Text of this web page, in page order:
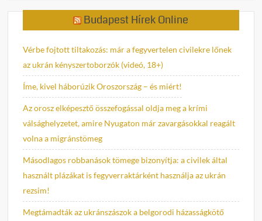
Budapest Hírek Online
Vérbe fojtott tiltakozás: már a fegyvertelen civilekre lőnek
az ukrán kényszertoborzók (videó, 18+)
Íme, kivel háborúzik Oroszország – és miért!
Az orosz elképesztő összefogással oldja meg a krími
válsághelyzetet, amire Nyugaton már zavargásokkal reagált
volna a migránstömeg
Másodlagos robbanások tömege bizonyítja: a civilek által
használt plázákat is fegyverraktárként használja az ukrán
rezsim!
Megtámadták az ukránszászok a belgorodi házasságkötő